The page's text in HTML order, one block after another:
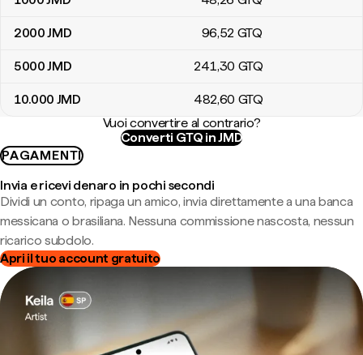
2000JMD 96,52 GTQ
5000JMD 241,30 GTQ
10.000 JMD 482,60 GTQ
Vuoi convertire al contrario?
Converti GTQ in JMD
PAGAMENTI
Invia e ricevi denaro in pochi secondi
Dividi un conto, ripaga un amico, invia direttamente a una banca
messicana o brasiliana. Nessuna commissione nascosta, nessun
ricarico subdolo.
Apri il tuo account gratuito